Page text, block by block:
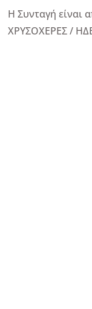
Η Συνταγή είναι
ΧΡΥΣΟΧΕΡΕΣ /